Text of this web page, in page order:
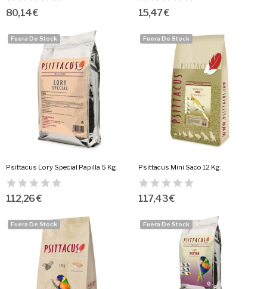
80,14 € 15,47 €
Fuera De Stock
Psittacus Lory Special Papilla 5 Kg.
112,26 €
Fuera De Stock
Psittacus Mini Saco 12 Kg.
117,43 €
Fuera De Stock Fuera De Stock